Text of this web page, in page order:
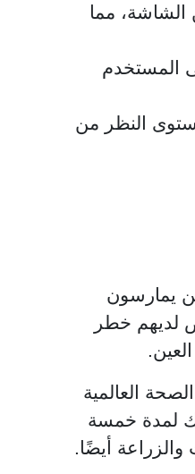
الشاشة، مما
على المستخدم
النظر من
يمارسون
لديهم خطر
العالمية
الهوائية بمتوسط ٣٠ دقيقة يوميًا ًوذلك لمدة خمسة
أيضًا.